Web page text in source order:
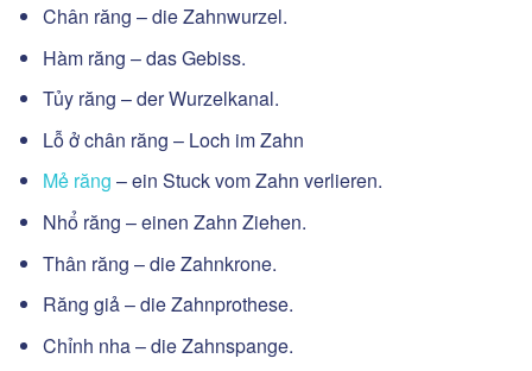
Chân răng – die Zahnwurzel.
Hàm răng – das Gebiss.
Tủy răng – der Wurzelkanal.
Lỗ ở chân răng – Loch im Zahn
Mẻ răng – ein Stuck vom Zahn verlieren.
Nhổ răng – einen Zahn Ziehen.
Thân răng – die Zahnkrone.
Răng giả – die Zahnprothese.
Chỉnh nha – die Zahnspange.